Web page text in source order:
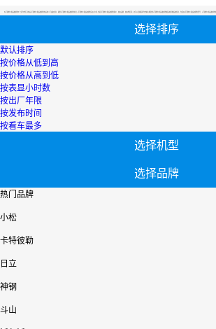
【2手建筑工程设备销售】专区为您汇总有关2手建筑工程设备销售有关的二手设备信息，提供2手建筑工程设备销售转让,2手建筑工程设备销售买卖,市场,包括2手建筑工程设备销售报价，热卖品牌，热卖地区等；还可以直接看到为您精心挑选的2手建筑工程设备销售相关的机械设备信息，包括其2手建筑工程设备销售型号、2手建筑工程设备销售
选择排序
默认排序
按价格从低到高
按价格从高到低
按表显小时数
按出厂年限
按发布时间
按看车最多
选择机型
选择品牌
热门品牌
小松
卡特彼勒
日立
神钢
斗山